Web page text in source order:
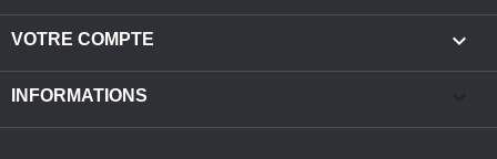
VOTRE COMPTE 
INFORMATIONS